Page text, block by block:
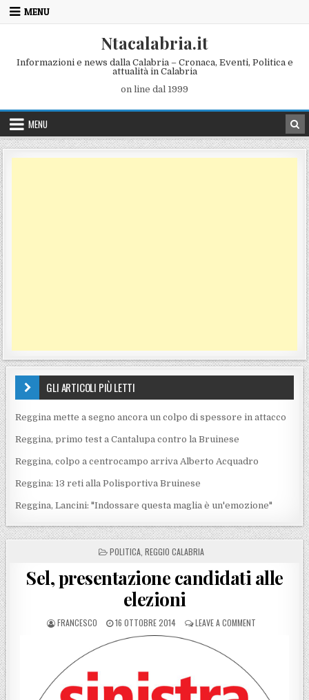
Skip to content
MENU
Ntacalabria.it
Informazioni e news dalla Calabria – Cronaca, Eventi, Politica e
attualità in Calabria
on line dal 1999
MENU
GLI ARTICOLI PIÙ LETTI
Reggina mette a segno ancora un colpo di spessore in attacco
Reggina, primo test a Cantalupa contro la Bruinese
Reggina, colpo a centrocampo arriva Alberto Acquadro
Reggina: 13 reti alla Polisportiva Bruinese
Reggina, Lancini: "Indossare questa maglia è un'emozione"
POSTED IN
POLITICA, REGGIO CALABRIA
Sel, presentazione candidati alle
elezioni
POSTED BY
FRANCESCO POSTED ON
16 OTTOBRE 2014 LEAVE A COMMENTON SEL,